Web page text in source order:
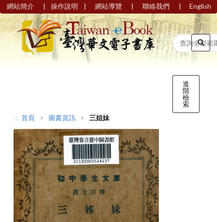
網站簡介 | 操作說明 | 網站導覽 | 聯絡我們 | English
進
階
檢
索
::: 首頁 圖書資訊 三姐妹